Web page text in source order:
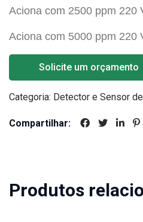
Aciona com 2500 ppm 220
Aciona com 5000 ppm 220
Solicite um orçamento
Categoria: Detector e Sensor
Compartilhar:
Produtos